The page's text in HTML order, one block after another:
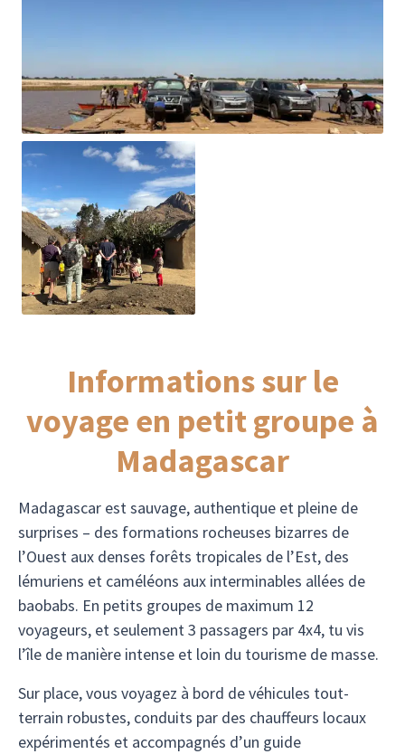
Informations sur le
voyage en petit groupe à
Madagascar
Madagascar est sauvage, authentique et pleine de
surprises – des formations rocheuses bizarres de
l’Ouest aux denses forêts tropicales de l’Est, des
lémuriens et caméléons aux interminables allées de
baobabs. En petits groupes de maximum 12
voyageurs, et seulement 3 passagers par 4x4, tu vis
l’île de manière intense et loin du tourisme de masse.
Sur place, vous voyagez à bord de véhicules tout-
terrain robustes, conduits par des chauffeurs locaux
expérimentés et accompagnés d’un guide